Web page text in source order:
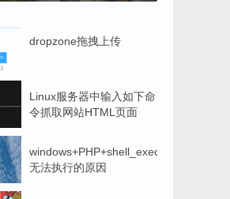
dropzone拖拽上传
Linux服务器中输入如下命
令抓取网站HTML页面
windows+PHP+shell_exec()
无法执行的原因